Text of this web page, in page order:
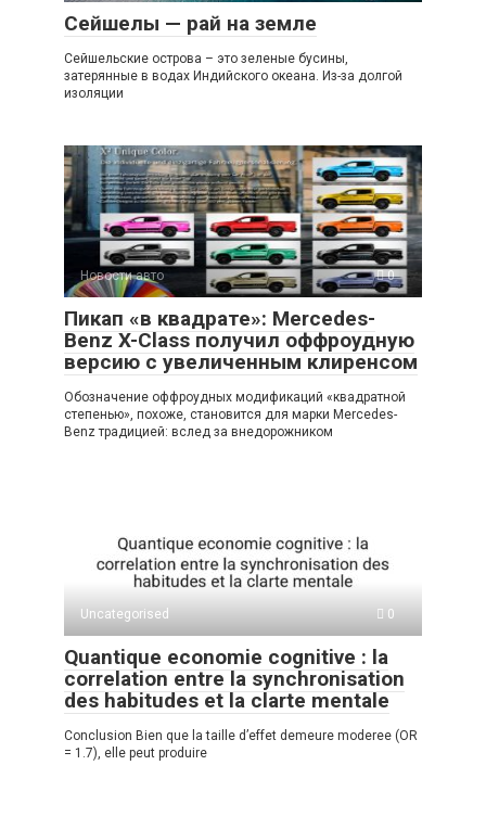
Сейшелы — рай на земле
Сейшельские острова – это зеленые бусины,
затерянные в водах Индийского океана. Из-за долгой
изоляции
Новости авто 0
Пикап «в квадрате»: Mercedes-
Benz X-Class получил оффроудную
версию с увеличенным клиренсом
Обозначение оффроудных модификаций «квадратной
степенью», похоже, становится для марки Mercedes-
Benz традицией: вслед за внедорожником
Uncategorised 0
Quantique economie cognitive : la
correlation entre la synchronisation
des habitudes et la clarte mentale
Conclusion Bien que la taille d’effet demeure moderee (OR
= 1.7), elle peut produire